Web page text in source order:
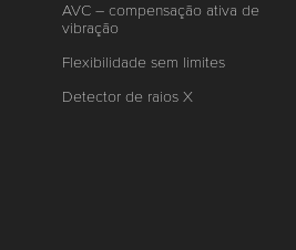
AVC – compensação ativa de
vibração
Flexibilidade sem limites
Detector de raios X